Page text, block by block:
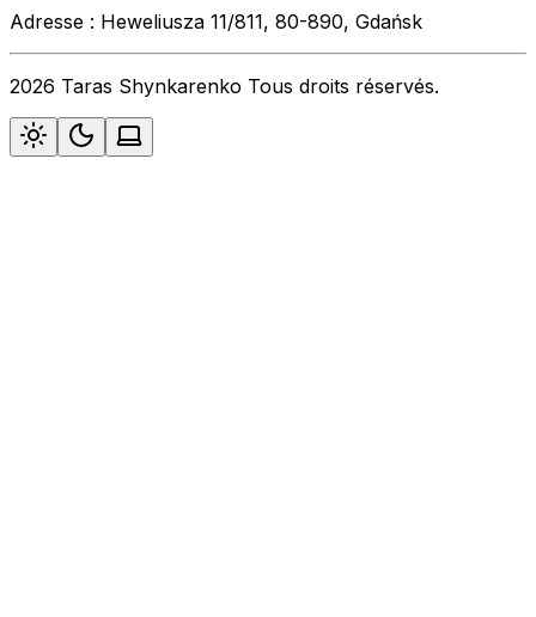
Adresse : Heweliusza 11/811, 80-890, Gdańsk
2026 Taras Shynkarenko Tous droits réservés.